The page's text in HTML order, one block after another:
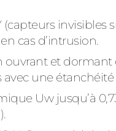
invisibles
cas d’intrusion.
ouvrant et dormant
une
Uw jusqu’à